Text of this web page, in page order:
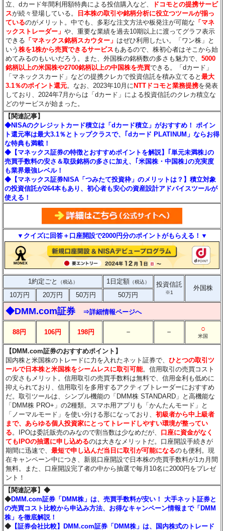
立、dカード年間利用額特典による投信購入など、
ドコモとの提携サービ
スが続々登場している。
日本株の取引や銘柄分析に役立つツールが揃っ
ているのがメリット。中でも、多彩な注文方法や板発注が可能な 「マネ
ックストレーダー」や、重要な業績を過去10期以上に渡ってグラフ表示
できる 「マネックス銘柄スカウター」 はぜひ利用したい。「ワン株」と
いう株を1株から売買できるサービス もあるので、株初心者はそこから始
めてみるのもいいだろう。また、外国株の銘柄数の多さも魅力で、5000
銘柄以上の米国株や2700銘柄以上の中国株を売買できる。「dカード」
「マネックスカード」などの提携クレカで投資信託を積み立てると最大
3.1％のポイント還元。なお、2023年10月に NTTドコモと業務提携を発表
しており、2024年7月からは「dカード」による投資信託のクレカ積立な
どのサービスが始まった。
【関連記事】
◆NISAのクレジットカード積立は「dカード積立」がおすすめ！ ポイン
ト還元率は最大3.1％とトップクラスで、｢dカード PLATINUM」ならお得
な特典も満載！
◆【マネックス証券の特徴とおすすめポイントを解説】｢単元未満株｣の
売買手数料の安さ＆取扱銘柄の多さに加え、｢米国株・中国株｣の充実度
も業界最強レベル！
◆【マネックス証券NISA「つみたて投資枠」のメリットは？】積立対象
の投資信託が264本もあり、初心者も安心の資産設計アドバイスツールが
使える！
▼クイズに回答＋口座開設で2000円分のポイントがもらえる！▼
1約定ごと （税込） 1日定額 （税込） 投資信託
※1
外国株
10万円
20万円 50万円 50万円
◆DMM.com証券 ⇒詳細情報ページへ
88円 106円 198円 － － ○
米国
【DMM.com証券のおすすめポイント】
国内株と米国株のトレードに力を入れたネット証券で、ひとつの取引ツ
ールで日本株と米国株をシームレスに取引可能。信用取引の売買コスト
の安さもメリット。信用取引の売買手数料は無料で、信用金利も低めに
抑えられており、信用取引を多用するアクティブトレーダーにおすすめ
だ。取引ツールは、シンプル機能の「DMM株 STANDARD」と高機能な
「DMM株 PRO+」の2種類。スマホ用アプリも「かんたんモード」と
「ノーマルモード」を使い分ける形になっており、初級者から中上級者
まで、あらゆる個人投資家にとってトレードしやすい環境が整ってい
る。IPOは委託販売のみなので割当数は少なめだが、 口座に資金がなく
てもIPOの抽選に申し込めるのは大きなメリットだ。口座開設手続きが
期間に迅速で、最短で申し込んだ当日に取引が可能になるのも便利。現
在キャンペーン中につき、新規口座開設で日本株の売買手数料が1カ月間
無料。また、口座開設完了者の中から抽選で毎月10名に2000円をプレゼ
ント！
【関連記事】◆
◆DMM.com証券「DMM株」は、売買手数料が安い！ 大手ネット証券と
の売買コスト比較から申込み方法、お得なキャンペーン情報まで「DMM
株」を徹底解説！
◆ 【証券会社比較】DMM.com証券「DMM株」は、国内株式のトレード